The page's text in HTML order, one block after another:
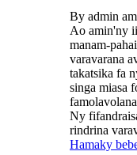
By admin
Ao amin'ny
manam-
varavarana
takatsika fa
singa miasa
Ny
rindrina
Hamaky